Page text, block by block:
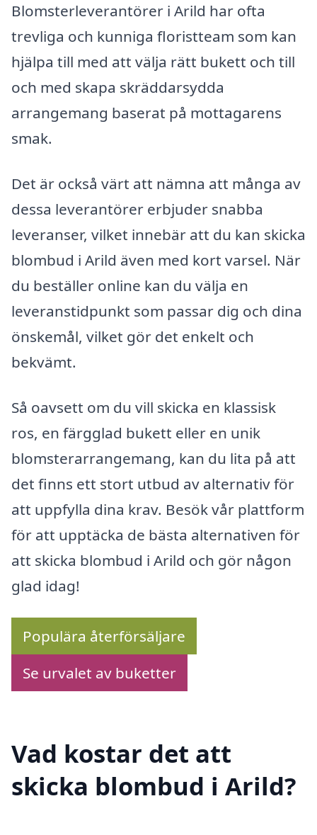
Blomsterleverantörer i Arild har ofta
trevliga och kunniga floristteam som kan
hjälpa till med att välja rätt bukett och till
och med skapa skräddarsydda
arrangemang baserat på mottagarens
smak.
Det är också värt att nämna att många av
dessa leverantörer erbjuder snabba
leveranser, vilket innebär att du kan skicka
blombud i Arild även med kort varsel. När
du beställer online kan du välja en
leveranstidpunkt som passar dig och dina
önskemål, vilket gör det enkelt och
bekvämt.
Så oavsett om du vill skicka en klassisk
ros, en färgglad bukett eller en unik
blomsterarrangemang, kan du lita på att
det finns ett stort utbud av alternativ för
att uppfylla dina krav. Besök vår plattform
för att upptäcka de bästa alternativen för
att skicka blombud i Arild och gör någon
glad idag!
Populära återförsäljare
Se urvalet av buketter
Vad kostar det att
skicka blombud i Arild?